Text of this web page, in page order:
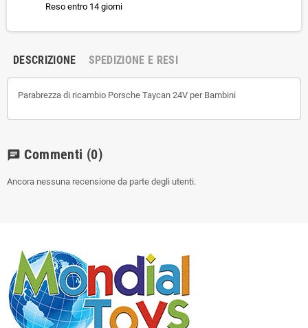
Reso entro 14 giorni
DESCRIZIONE SPEDIZIONE E RESI
Parabrezza di ricambio Porsche Taycan 24V per Bambini
chat Commenti (0)
Ancora nessuna recensione da parte degli utenti.